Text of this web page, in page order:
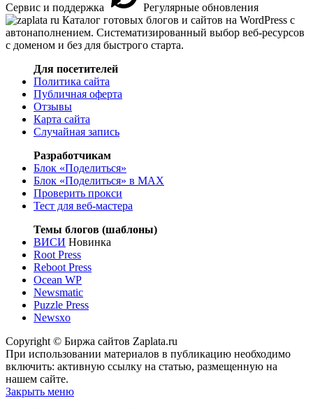
Сервис и поддержка
Регулярные обновления
Каталог готовых блогов и сайтов на WordPress с
автонаполнением. Систематизированный выбор веб-ресурсов
с доменом и без для быстрого старта.
Для посетителей
Политика сайта
Публичная оферта
Отзывы
Карта сайта
Случайная запись
Разработчикам
Блок «Поделиться»
Блок «Поделиться» в MAX
Проверить прокси
Тест для веб-мастера
Темы блогов (шаблоны)
ВИСИ Новинка
Root Press
Reboot Press
Ocean WP
Newsmatic
Puzzle Press
Newsxo
Copyright © Биржа сайтов Zaplata.ru
При использовании материалов в публикацию необходимо
включить: активную ссылку на статью, размещенную на
нашем сайте.
Закрыть меню